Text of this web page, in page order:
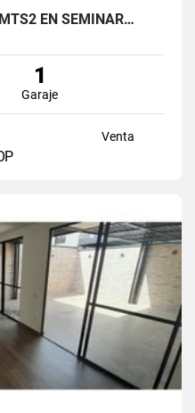
EN SEMINAR…
1
Garaje
Venta